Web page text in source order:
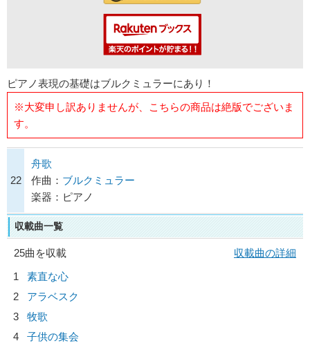
ピアノ表現の基礎はブルクミュラーにあり！
※大変申し訳ありませんが、こちらの商品は絶版でございま
す。
22
舟歌
作曲： ブルクミュラー
楽器：ピアノ
収載曲一覧
25曲を収載
収載曲の詳細
1
素直な心
2
アラベスク
3
牧歌
4
子供の集会